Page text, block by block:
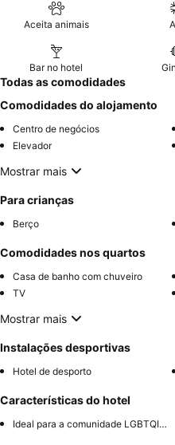
Aceita animais
Bar no hotel
Todas as comodidades
Comodidades do alojamento
Centro de negócios
Elevador
Mostrar mais
Para crianças
Berço
Comodidades nos quartos
Casa de banho com chuveiro
TV
Mostrar mais
Instalações desportivas
Hotel de desporto
Características do hotel
Ideal para a comunidade LGBTQIA+